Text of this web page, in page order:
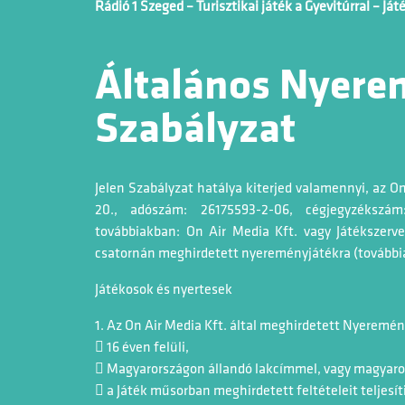
Rádió 1 Szeged – Turisztikai játék a Gyevitúrral –
Általános
Szabályzat
Jelen Szabályzat hatálya kiterjed valamennyi, az
20., adószám: 26175593-2-06,
továbbiakban: On Air Media Kft. vagy
csatornán meghirdetett nyereményjátékra
Játékosok és nyertesek
1. Az On Air Media Kft. által meghirdetett
 16 éven felüli,
 Magyarországon állandó lakcímmel, vagy
 a Játék műsorban meghirdetett feltételeit